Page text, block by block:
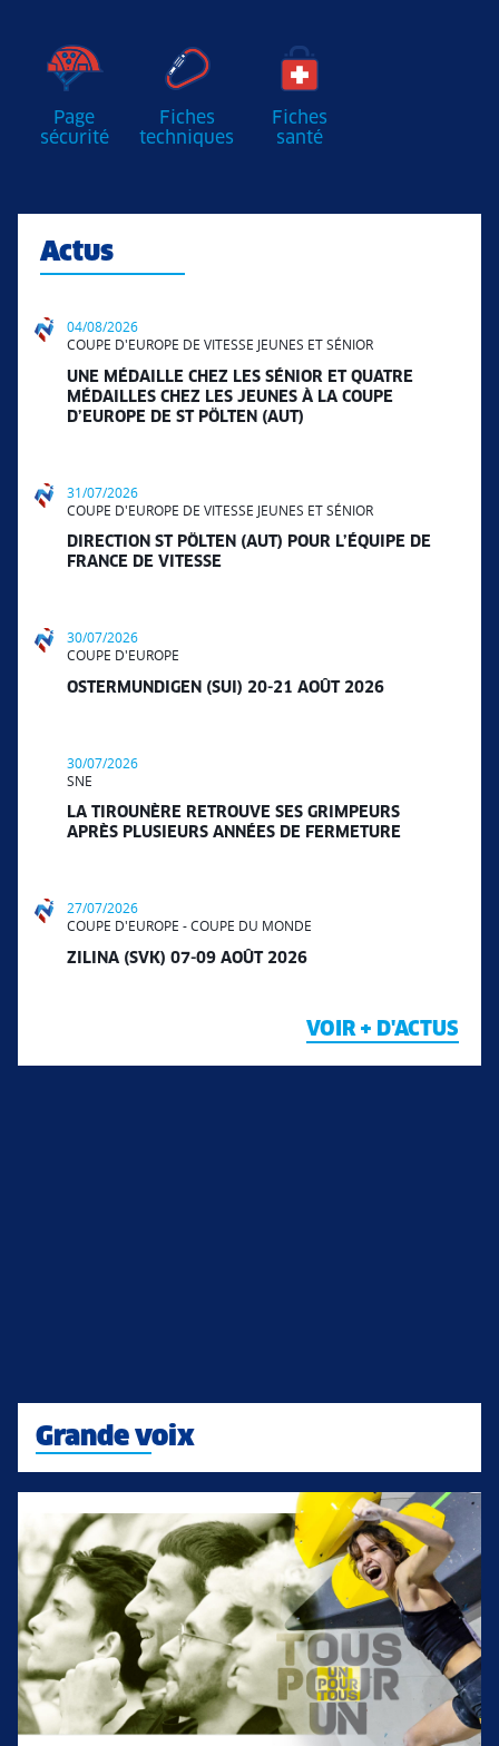
Page
sécurité
Fiches
techniques
Fiches
santé
Actus
04/08/2026
COUPE D'EUROPE DE VITESSE JEUNES ET SÉNIOR
UNE MÉDAILLE CHEZ LES SÉNIOR ET QUATRE
MÉDAILLES CHEZ LES JEUNES À LA COUPE
D’EUROPE DE ST PÖLTEN (AUT)
31/07/2026
COUPE D'EUROPE DE VITESSE JEUNES ET SÉNIOR
DIRECTION ST PÖLTEN (AUT) POUR L’ÉQUIPE DE
FRANCE DE VITESSE
30/07/2026
COUPE D'EUROPE
OSTERMUNDIGEN (SUI) 20-21 AOÛT 2026
30/07/2026
SNE
LA TIROUNÈRE RETROUVE SES GRIMPEURS
APRÈS PLUSIEURS ANNÉES DE FERMETURE
27/07/2026
COUPE D'EUROPE - COUPE DU MONDE
ZILINA (SVK) 07-09 AOÛT 2026
VOIR + D'ACTUS
Grande voix